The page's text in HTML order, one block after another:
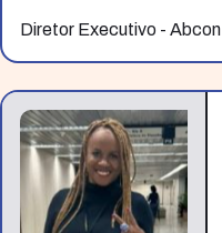
Diretor Executivo - Abcon